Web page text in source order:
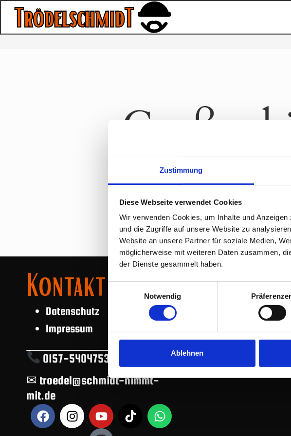
Zustimmung
Diese Webseite verwendet Cookies
Wir verwenden Cookies, um Inhalte und
und die Zugriffe auf unsere Website zu
Website an unsere Partner für soziale Medien,
möglicherweise mit weiteren Daten zusammen,
der Dienste gesammelt haben.
Notwendig
Ablehnen
Großes
Hier bahnt sich etwas Großes
Kontakt
Datenschutz
Impressum
0157-54047532
✉ troedel@schmidt-nimmt-
mit.de